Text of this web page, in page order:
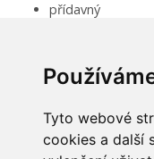
Tyto webové
cookies a další
přídavný
s kantalovými
tyčinkami